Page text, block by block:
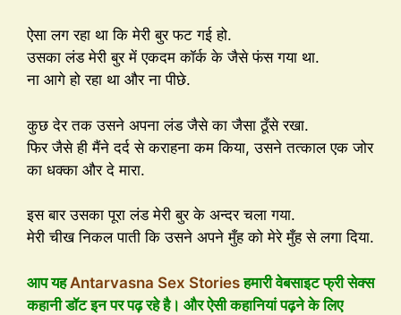
ऐसा लग रहा था कि मेरी बुर फट गई हो.
उसका लंड मेरी बुर में एकदम कॉर्क के जैसे फंस गया था.
ना आगे हो रहा था और ना पीछे.
कुछ देर तक उसने अपना लंड जैसे का जैसा ठूँसे रखा.
फिर जैसे ही मैंने दर्द से कराहना कम किया, उसने तत्काल एक जोर
का धक्का और दे मारा.
इस बार उसका पूरा लंड मेरी बुर के अन्दर चला गया.
मेरी चीख निकल पाती कि उसने अपने मुँह को मेरे मुँह से लगा दिया.
आप यहAntarvasna Sex Storiesहमारी वेबसाइट फ्री सेक्स
कहानी डॉट इन पर पढ़ रहे है। और ऐसी कहानियां पढ़ने के लिए